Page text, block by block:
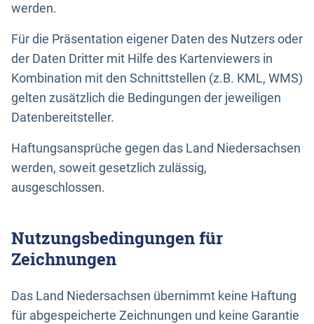
werden.
Für die Präsentation eigener Daten des Nutzers oder
der Daten Dritter mit Hilfe des Kartenviewers in
Kombination mit den Schnittstellen (z.B. KML, WMS)
gelten zusätzlich die Bedingungen der jeweiligen
Datenbereitsteller.
Haftungsansprüche gegen das Land Niedersachsen
werden, soweit gesetzlich zulässig,
ausgeschlossen.
Nutzungsbedingungen für
Zeichnungen
Das Land Niedersachsen übernimmt keine Haftung
für abgespeicherte Zeichnungen und keine Garantie